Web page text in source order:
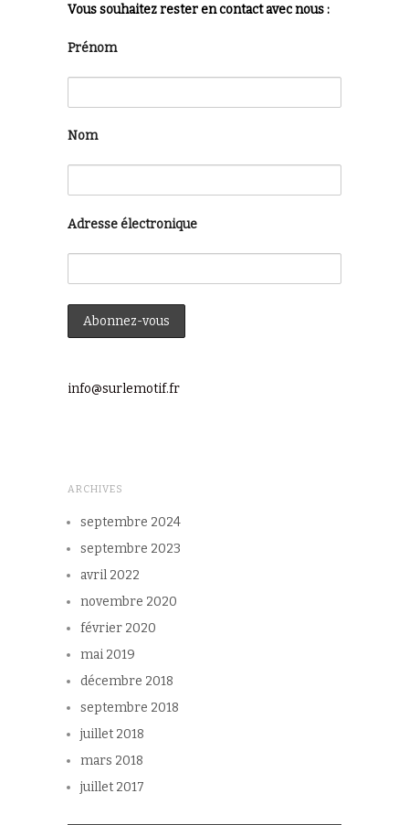
Vous souhaitez rester en contact avec nous :
Prénom
Nom
Adresse électronique
info@surlemotif.fr
ARCHIVES
septembre 2024
septembre 2023
avril 2022
novembre 2020
février 2020
mai 2019
décembre 2018
septembre 2018
juillet 2018
mars 2018
juillet 2017